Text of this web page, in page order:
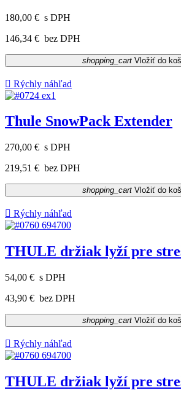
180,00 € s DPH
146,34 € bez DPH
shopping_cart Vložiť do
 Rýchly náhľad
Thule SnowPack Extender
270,00 € s DPH
219,51 € bez DPH
shopping_cart Vložiť do
 Rýchly náhľad
THULE držiak lyží pre
54,00 € s DPH
43,90 € bez DPH
shopping_cart Vložiť do
 Rýchly náhľad
THULE držiak lyží pre